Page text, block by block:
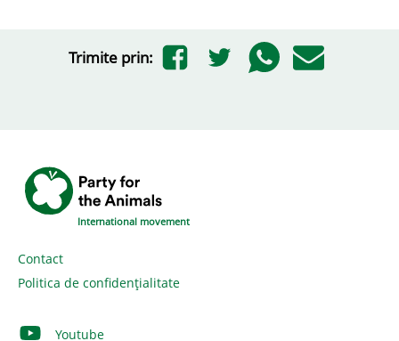
Trimite prin:
International movement
Contact
Politica de confidențialitate
Youtube